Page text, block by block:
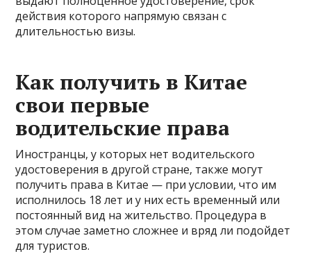
действия которого напрямую связан с
длительностью визы.
Как получить в Китае
свои первые
водительские права
Иностранцы, у которых нет водительского
удостоверения в другой стране, также могут
получить права в Китае — при условии, что им
исполнилось 18 лет и у них есть временный или
постоянный вид на жительство. Процедура в
этом случае заметно сложнее и вряд ли подойдет
для туристов.